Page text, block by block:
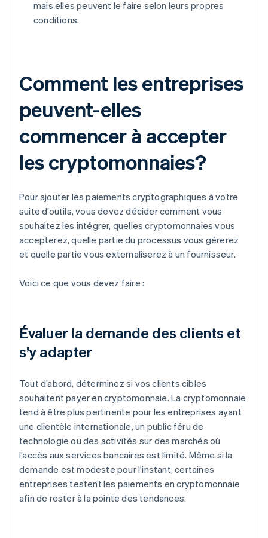
mais elles peuvent le faire selon leurs propres
conditions.
Comment les entreprises
peuvent-elles
commencer à accepter
les cryptomonnaies?
Pour ajouter les paiements cryptographiques à votre
suite d’outils, vous devez décider comment vous
souhaitez les intégrer, quelles cryptomonnaies vous
accepterez, quelle partie du processus vous gérerez
et quelle partie vous externaliserez à un fournisseur.
Voici ce que vous devez faire :
Évaluer la demande des clients et
s’y adapter
Tout d’abord, déterminez si vos clients cibles
souhaitent payer en cryptomonnaie. La cryptomonnaie
tend à être plus pertinente pour les entreprises ayant
une clientèle internationale, un public féru de
technologie ou des activités sur des marchés où
l’accès aux services bancaires est limité. Même si la
demande est modeste pour l’instant, certaines
entreprises testent les paiements en cryptomonnaie
afin de rester à la pointe des tendances.